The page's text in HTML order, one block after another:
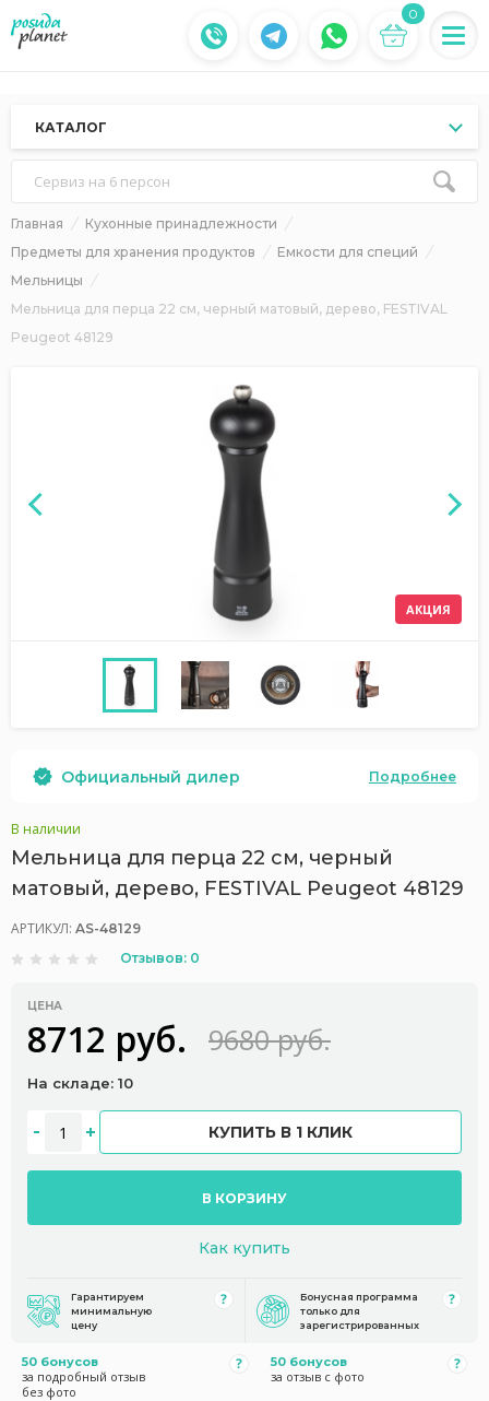
0
КАТАЛОГ
Сервиз на 6 персон
Главная
Кухонные принадлежности
Предметы для хранения продуктов
Емкости для специй
Мельницы
Мельница для перца 22 см, черный матовый, дерево, FESTIVAL
Peugeot 48129
АКЦИЯ
Официальный дилер Подробнее
В наличии
Мельница для перца 22 см, черный
матовый, дерево, FESTIVAL Peugeot 48129
АРТИКУЛ: AS-48129
Отзывов: 0
ЦЕНА
8712 руб. 9680 руб.
На складе: 10
КУПИТЬ В 1 КЛИК
В КОРЗИНУ
Как купить
Гарантируем
минимальную
цену
Бонусная программа
только для
зарегистрированных
50 бонусов
за подробный отзыв
без фото
50 бонусов
за отзыв с фото